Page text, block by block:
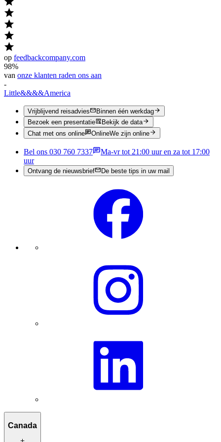
op feedbackcompany.com
98%
van onze klanten raden ons aan
-
Little&&&&America
Vrijblijvend reisadvies
Binnen één werkdag
Bezoek een presentatie
Bekijk de data
Chat met ons online
OnlineWe zijn online
Bel ons 030 760 7337
Ma-vr tot 21:00 uur en za tot 17:00
uur
Ontvang de nieuwsbrief De beste tips in uw mail
Canada